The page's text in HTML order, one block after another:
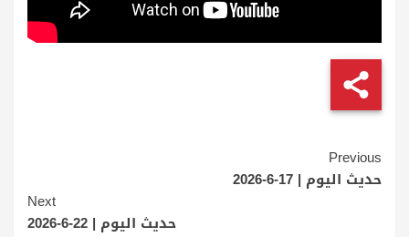
Continue
Reading
Previous
حديث اليوم | 17-6-2026
Next
حديث اليوم | 22-6-2026